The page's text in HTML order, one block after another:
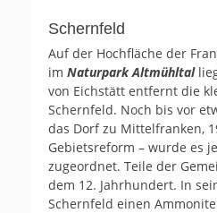
Schernfeld
Auf der Hochfläche der
im Naturpark Altmühltal
von Eichstätt entfernt die
Schernfeld. Noch bis vor
das Dorf zu Mittelfranken,
Gebietsreform – wurde es
zugeordnet. Teile der
dem 12. Jahrhundert. In
Schernfeld einen